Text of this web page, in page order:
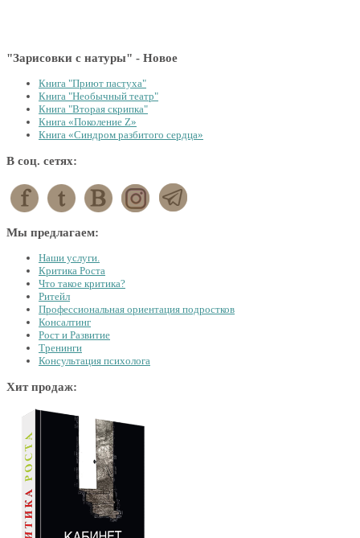
"Зарисовки с натуры" - Новое
Книга "Приют пастуха"
Книга "Необычный театр"
Книга "Вторая скрипка"
Книга «Поколение Z»
Книга «Синдром разбитого сердца»
В соц. сетях:
Мы предлагаем:
Наши услуги.
Критика Роста
Что такое критика?
Ритейл
Профессиональная ориентация подростков
Консалтинг
Рост и Развитие
Тренинги
Консультация психолога
Хит продаж: